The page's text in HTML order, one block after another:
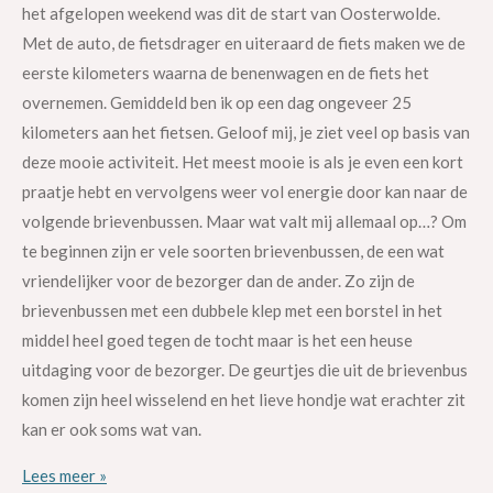
het afgelopen weekend was dit de start van Oosterwolde.
Met de auto, de fietsdrager en uiteraard de fiets maken we de
eerste kilometers waarna de benenwagen en de fiets het
overnemen. Gemiddeld ben ik op een dag ongeveer 25
kilometers aan het fietsen. Geloof mij, je ziet veel op basis van
deze mooie activiteit. Het meest mooie is als je even een kort
praatje hebt en vervolgens weer vol energie door kan naar de
volgende brievenbussen. Maar wat valt mij allemaal op…? Om
te beginnen zijn er vele soorten brievenbussen, de een wat
vriendelijker voor de bezorger dan de ander. Zo zijn de
brievenbussen met een dubbele klep met een borstel in het
middel heel goed tegen de tocht maar is het een heuse
uitdaging voor de bezorger. De geurtjes die uit de brievenbus
komen zijn heel wisselend en het lieve hondje wat erachter zit
kan er ook soms wat van.
Lees meer »